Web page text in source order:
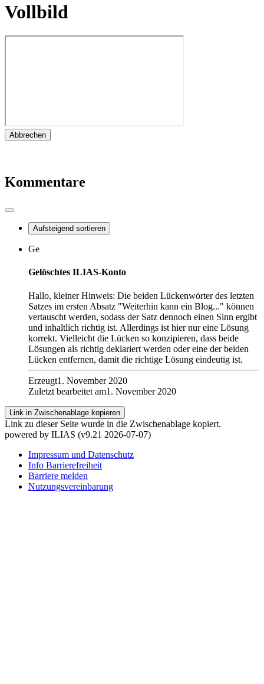
Vollbild
Abbrechen
Kommentare
Aufsteigend sortieren
Ge
Gelöschtes ILIAS-Konto
Hallo, kleiner Hinweis: Die beiden Lückenwörter des letzten
Satzes im ersten Absatz "Weiterhin kann ein Blog..." können
vertauscht werden, sodass der Satz dennoch einen Sinn ergibt
und inhaltlich richtig ist. Allerdings ist hier nur eine Lösung
korrekt. Vielleicht die Lücken so konzipieren, dass beide
Lösungen als richtig deklariert werden oder eine der beiden
Lücken entfernen, damit die richtige Lösung eindeutig ist.
Erzeugt1. November 2020
Zuletzt bearbeitet am1. November 2020
Link in Zwischenablage kopieren
Link zu dieser Seite wurde in die Zwischenablage kopiert.
powered by ILIAS (v9.21 2026-07-07)
Impressum und Datenschutz
Info Barrierefreiheit
Barriere melden
Nutzungsvereinbarung